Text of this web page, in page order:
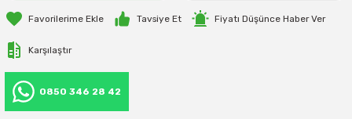
Tavsiye Et Fiyatı Düşünce Haber Ver
Karşılaştır
0850 346 28 42